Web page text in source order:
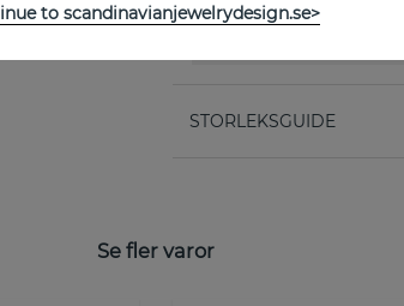
STORLEKSGUIDE
Se fler varor
to scandinavianjewelrydesign.se>